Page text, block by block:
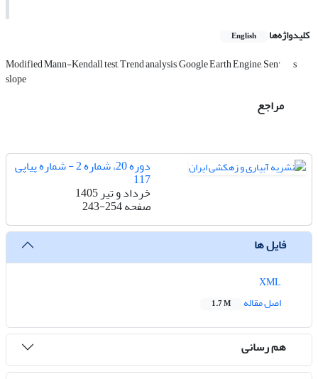
کلیدواژه‌ها English
Modified Mann-Kendall test, Trend analysis, Google Earth Engine, Sen' s
slope
مراجع
دوره 20، شماره 2 - شماره پیاپی
117
خرداد و تیر 1405
صفحه243-254
فایل ها
اصل مقاله
1.7 M
هم رسانی